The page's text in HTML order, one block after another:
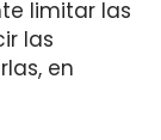
limitar las
las
en